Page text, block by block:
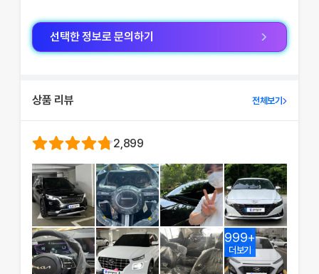
선택한 정보로 문의하기
상품 리뷰 전체보기
2,899
999+
더보기